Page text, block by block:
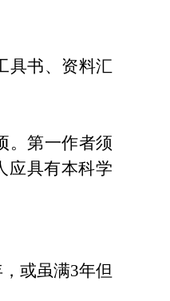
具书、资料汇
。第一作者须
应具有本科学
或虽满3年但